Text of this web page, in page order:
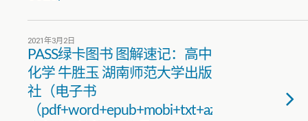
2021年3月2日
PASS绿卡图书 图解速记：高中
化学 牛胜玉 湖南师范大学出版
社（电子书
（pdf+word+epub+mobi+txt+azw3）